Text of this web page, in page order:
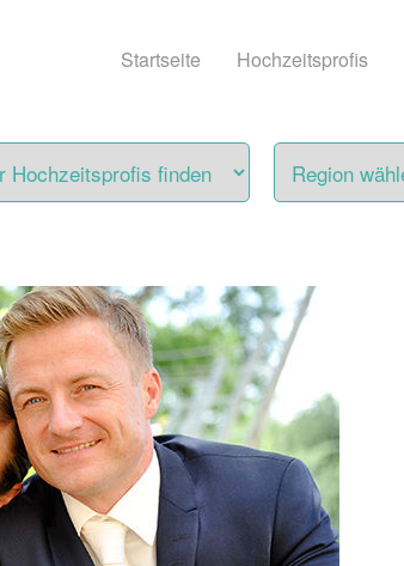
Startseite Hochzeitsprofis